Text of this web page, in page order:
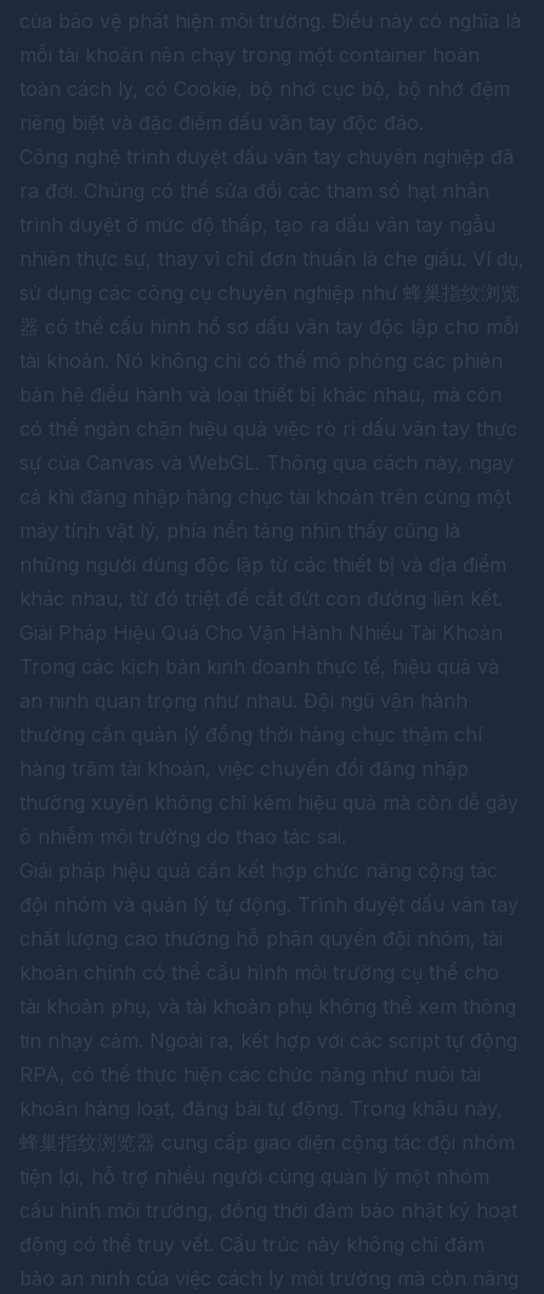
của bảo vệ phát hiện môi trường. Điều này có nghĩa là
mỗi tài khoản nên chạy trong một container hoàn
toàn cách ly, có Cookie, bộ nhớ cục bộ, bộ nhớ đệm
riêng biệt và đặc điểm dấu vân tay độc đáo.
Công nghệ trình duyệt dấu vân tay chuyên nghiệp đã
ra đời. Chúng có thể sửa đổi các tham số hạt nhân
trình duyệt ở mức độ thấp, tạo ra dấu vân tay ngẫu
nhiên thực sự, thay vì chỉ đơn thuần là che giấu. Ví dụ,
sử dụng các công cụ chuyên nghiệp như
蜂巢指纹浏览
có thể cấu hình hồ sơ dấu vân tay độc lập cho mỗi
tài khoản. Nó không chỉ có thể mô phỏng các phiên
bản hệ điều hành và loại thiết bị khác nhau, mà còn
có thể ngăn chặn hiệu quả việc rò rỉ dấu vân tay thực
sự của Canvas và WebGL. Thông qua cách này, ngay
cả khi đăng nhập hàng chục tài khoản trên cùng một
máy tính vật lý, phía nền tảng nhìn thấy cũng là
những người dùng độc lập từ các thiết bị và địa điểm
khác nhau, từ đó triệt để cắt đứt con đường liên kết.
Giải Pháp Hiệu Quả Cho Vận Hành Nhiều Tài Khoản
Trong các kịch bản kinh doanh thực tế, hiệu quả và
an ninh quan trọng như nhau. Đội ngũ vận hành
thường cần quản lý đồng thời hàng chục thậm chí
hàng trăm tài khoản, việc chuyển đổi đăng nhập
thường xuyên không chỉ kém hiệu quả mà còn dễ gây
ô nhiễm môi trường do thao tác sai.
Giải pháp hiệu quả cần kết hợp chức năng cộng tác
đội nhóm và quản lý tự động. Trình duyệt dấu vân tay
chất lượng cao thường hỗ phân quyền đội nhóm, tài
khoản chính có thể cấu hình môi trường cụ thể cho
tài khoản phụ, và tài khoản phụ không thể xem thông
tin nhạy cảm. Ngoài ra, kết hợp với các script tự động
RPA, có thể thực hiện các chức năng như nuôi tài
khoản hàng loạt, đăng bài tự động. Trong khâu này,
蜂巢指纹浏览器
cung cấp giao diện cộng tác đội nhóm
tiện lợi, hỗ trợ nhiều người cùng quản lý một nhóm
cấu hình môi trường, đồng thời đảm bảo nhật ký hoạt
động có thể truy vết. Cấu trúc này không chỉ đảm
bảo an ninh của việc cách ly môi trường mà còn nâng